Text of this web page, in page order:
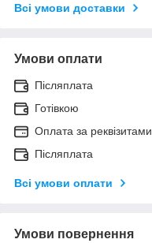
Всі умови доставки
Умови оплати
Післяплата
Готівкою
Оплата за реквізитами
Післяплата
Всі умови оплати
Умови повернення